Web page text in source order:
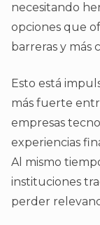
necesitando
opciones que
barreras y más
Esto está
más fuerte
empresas
experiencias
Al mismo
instituciones
perder